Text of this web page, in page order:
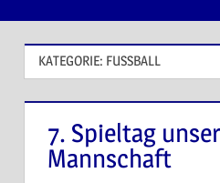
KATEGORIE: FUSSBALL
7. Spieltag
Mannschaft